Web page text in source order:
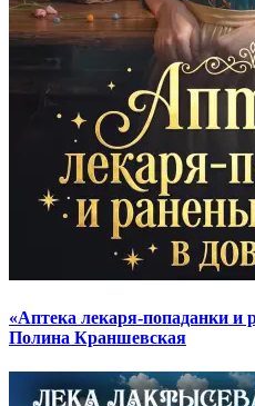
«Аптека лекаря-попаданки и
Полина Краншевская